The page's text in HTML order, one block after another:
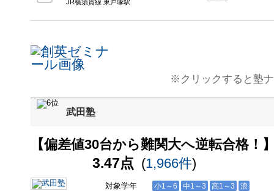
JR横須賀線 東戸塚駅
※クリックすると塾
武田塾
【偏差値30台から難関大へ逆転合格！
3.47点 (1,966件)
対象学年 小1～6 中1～3 高1～3 浪